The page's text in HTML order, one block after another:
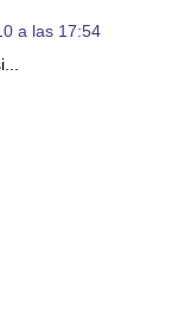
a las 17:54